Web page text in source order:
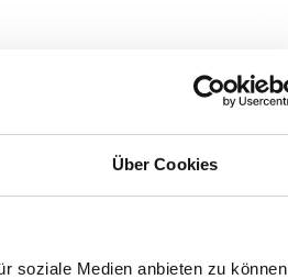
Über Cookies
soziale Medien anbieten zu können